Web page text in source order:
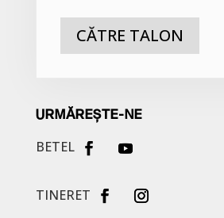
CĂTRE TALON
URMĂREȘTE-NE
BETEL
TINERET